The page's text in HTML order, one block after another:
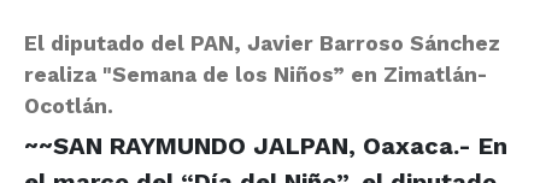
El diputado del PAN, Javier Barroso Sánchez
realiza "Semana de los Niños” en Zimatlán-
Ocotlán.
~~SAN RAYMUNDO JALPAN, Oaxaca.- En